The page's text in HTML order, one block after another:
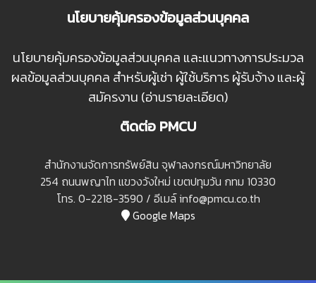
นโยบายคุ้มครองข้อมูลส่วนบุคคล
นโยบายคุ้มครองข้อมูลส่วนบุคคล และแนวทางการประมวล
ผลข้อมูลส่วนบุคคล สำหรับผู้เช่า ผู้ใช้บริการ ผู้รับจ้าง และผู้
สมัครงาน (อ่านรายละเอียด)
ติดต่อ PMCU
สํานักงานจัดการทรัพย์สิน จุฬาลงกรณ์มหาวิทยาลัย
254 ถนนพญาไท แขวงวังใหม่ เขตปทุมวัน กทม 10330
โทร. 0-2218-3590 / อีเมล์ info@pmcu.co.th
Google Maps